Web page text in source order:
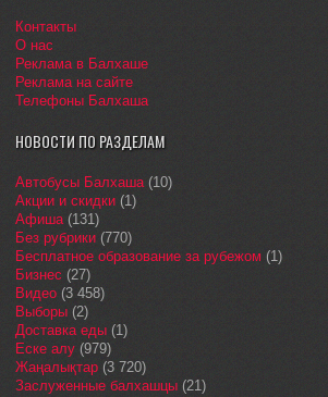
Контакты
О нас
Реклама в Балхаше
Реклама на сайте
Телефоны Балхаша
НОВОСТИ ПО РАЗДЕЛАМ
Автобусы Балхаша (10)
Акции и скидки (1)
Афиша (131)
Без рубрики (770)
Бесплатное образование за рубежом (1)
Бизнес (27)
Видео (3 458)
Выборы (2)
Доставка еды (1)
Еске алу (979)
Жаңалықтар (3 720)
Заслуженные балхашцы (21)